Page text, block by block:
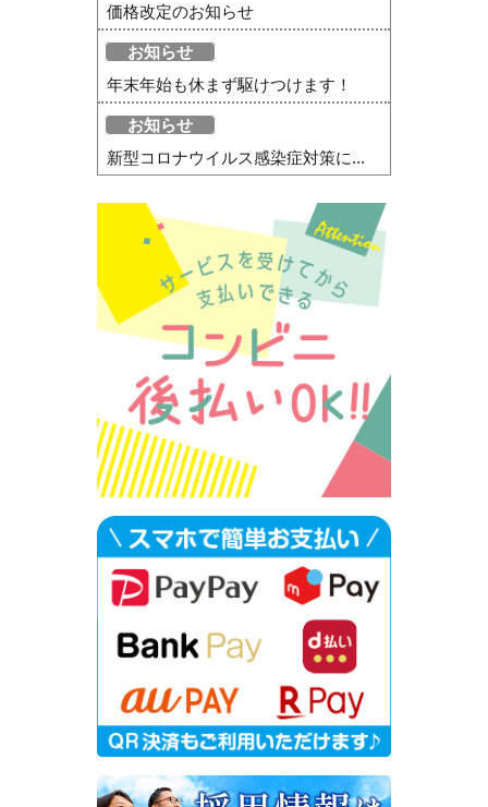
価格改定のお知らせ
お知らせ
年末年始も休まず駆けつけます！
お知らせ
新型コロナウイルス感染症対策に...